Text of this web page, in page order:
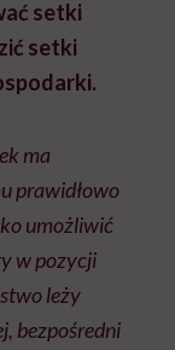
setki
setki
ma
prawidłowo
umożliwić
w pozycji
leży
bezpośredni